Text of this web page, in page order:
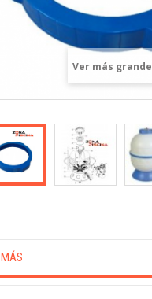
Ver más grande
MÁS